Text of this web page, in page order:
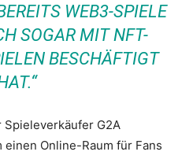
WEB3-SPIELE
SOGAR MIT NFT-
BESCHÄFTIGT
Spieleverkäufer G2A
Online-Raum für Fans